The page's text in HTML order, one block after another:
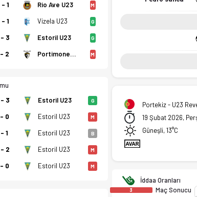
- 1 Rio Ave U23 M
- 1 Vizela U23 G
3 Estoril U23 G
2 Portimonense U23 M
3 Estoril U23 G
0 Estoril U23 M
1 Estoril U23 B
2 Estoril U23 M
0 Estoril U23 M
Portekiz - U23
19 Şubat 2026,
Güneşli, 13°C
İddaa Oranları
3 Maç Sonucu